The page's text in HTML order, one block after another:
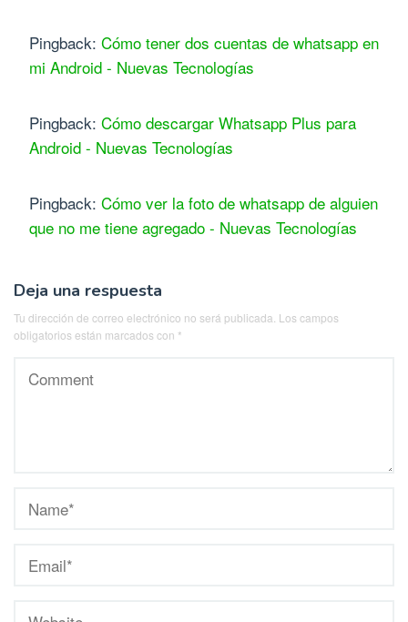
Pingback: Cómo tener dos cuentas de whatsapp en
mi Android - Nuevas Tecnologías
Pingback: Cómo descargar Whatsapp Plus para
Android - Nuevas Tecnologías
Pingback: Cómo ver la foto de whatsapp de alguien
que no me tiene agregado - Nuevas Tecnologías
Deja una respuesta
Tu dirección de correo electrónico no será publicada. Los campos
obligatorios están marcados con *